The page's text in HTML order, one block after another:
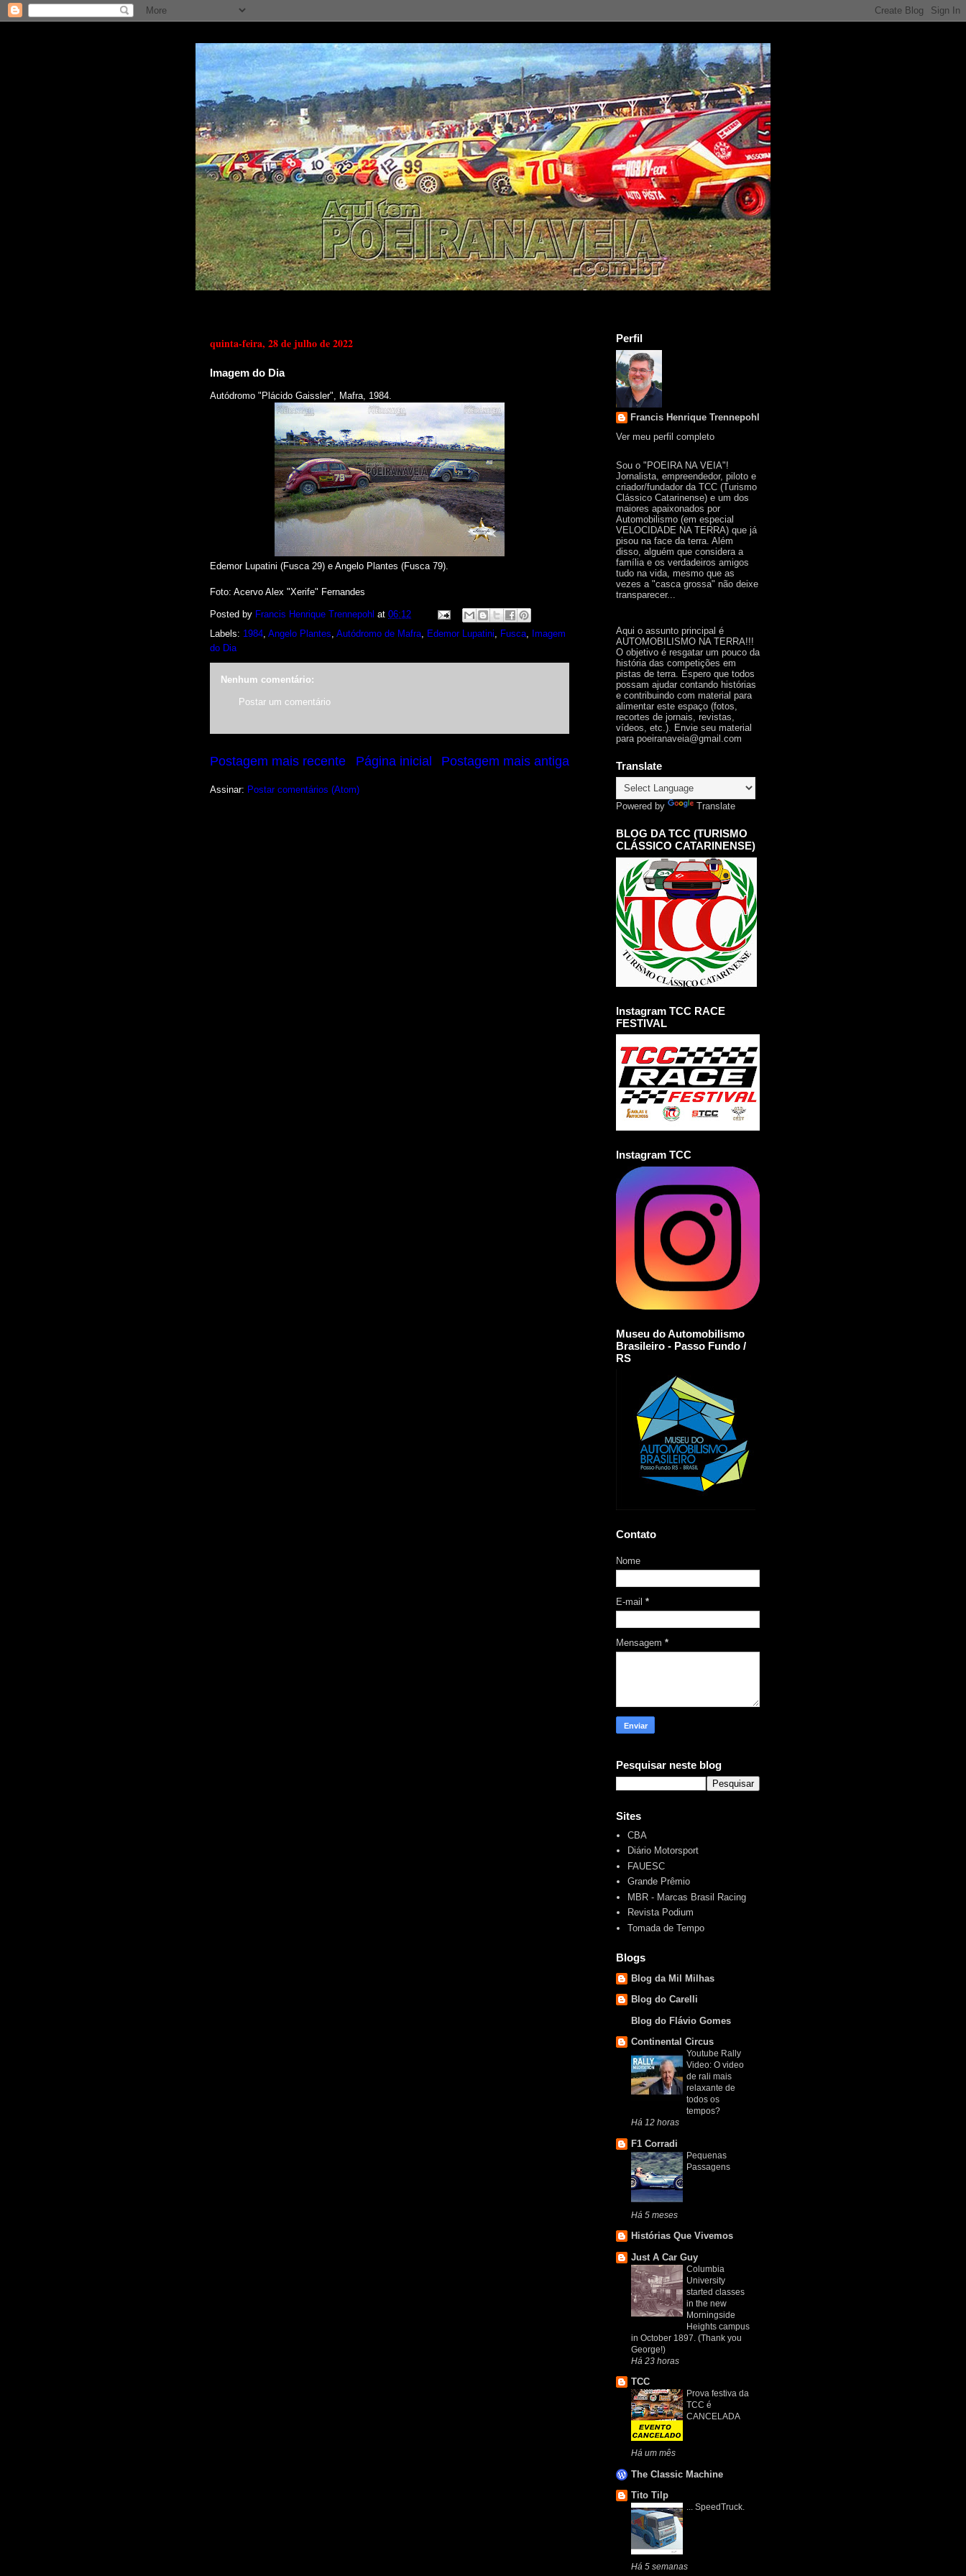
quinta-feira, 28 de julho de 2022
Imagem do Dia
Autódromo "Plácido Gaissler", Mafra, 1984.
Edemor Lupatini (Fusca 29) e Angelo Plantes (Fusca 79).
Foto: Acervo Alex "Xerife" Fernandes
Posted by Francis Henrique Trennepohl at 06:12
Labels: 1984, Angelo Plantes, Autódromo de Mafra, Edemor Lupatini, Fusca, Imagem
do Dia
Nenhum comentário:
Postar um comentário
Postagem mais recente Postagem mais antiga
Página inicial
Assinar: Postar comentários (Atom)
Perfil
Francis Henrique Trennepohl
Ver meu perfil completo
Sou o "POEIRA NA VEIA"!
Jornalista, empreendedor, piloto e
criador/fundador da TCC (Turismo
Clássico Catarinense) e um dos
maiores apaixonados por
Automobilismo (em especial
VELOCIDADE NA TERRA) que já
pisou na face da terra. Além
disso, alguém que considera a
família e os verdadeiros amigos
tudo na vida, mesmo que as
vezes a "casca grossa" não deixe
transparecer...
Aqui o assunto principal é
AUTOMOBILISMO NA TERRA!!!
O objetivo é resgatar um pouco da
história das competições em
pistas de terra. Espero que todos
possam ajudar contando histórias
e contribuindo com material para
alimentar este espaço (fotos,
recortes de jornais, revistas,
vídeos, etc.). Envie seu material
para poeiranaveia@gmail.com
Translate
Powered by Translate
BLOG DA TCC (TURISMO
CLÁSSICO CATARINENSE)
Instagram TCC RACE
FESTIVAL
Instagram TCC
Museu do Automobilismo
Brasileiro - Passo Fundo /
RS
Contato
Nome
E-mail *
Mensagem *
Pesquisar neste blog
Sites
CBA
Diário Motorsport
FAUESC
Grande Prêmio
MBR - Marcas Brasil Racing
Revista Podium
Tomada de Tempo
Blogs
Blog da Mil Milhas
Blog do Carelli
Blog do Flávio Gomes
Continental Circus
Youtube Rally
Video: O video
de rali mais
relaxante de
todos os
tempos?
Há 12 horas
F1 Corradi
Pequenas
Passagens
Há 5 meses
Histórias Que Vivemos
Just A Car Guy
Columbia
University
started classes
in the new
Morningside
Heights campus
in October 1897. (Thank you
George!)
Há 23 horas
TCC
Prova festiva da
TCC é
CANCELADA
Há um mês
The Classic Machine
Tito Tilp
... SpeedTruck.
Há 5 semanas